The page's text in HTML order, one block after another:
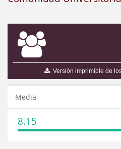
Versión imprimible de
Media
8.15